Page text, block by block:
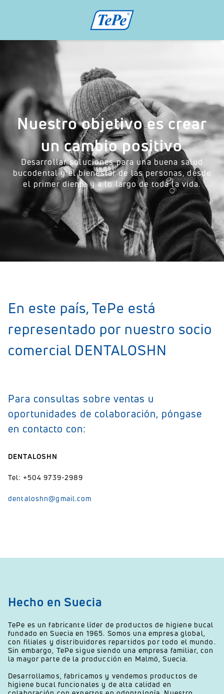
Nuestro objetivo es crear
un cambio positivo
Desarrollar soluciones para una buena salud
bucodental y el bienestar de las personas, desde
el primer diente y a lo largo de toda la vida.
En este país, TePe está
representado por nuestro socio
comercial DENTALOSHN
Para consultas sobre ventas u
oportunidades de colaboración, póngase
en contacto con:
DENTALOSHN
Tel: +504 9739-2989
dentaloshn@gmail.com
Hecho en Suecia
TePe es un fabricante líder de productos de higiene bucal
fundado en Suecia en 1965. Somos una empresa global,
con filiales y distribuidores repartidos por todo el mundo.
Sin embargo, TePe sigue siendo una empresa familiar, con
la mayor parte de la producción en Malmö, Suecia.
Desarrollamos, fabricamos y vendemos productos de
higiene bucal funcionales y de alta calidad en